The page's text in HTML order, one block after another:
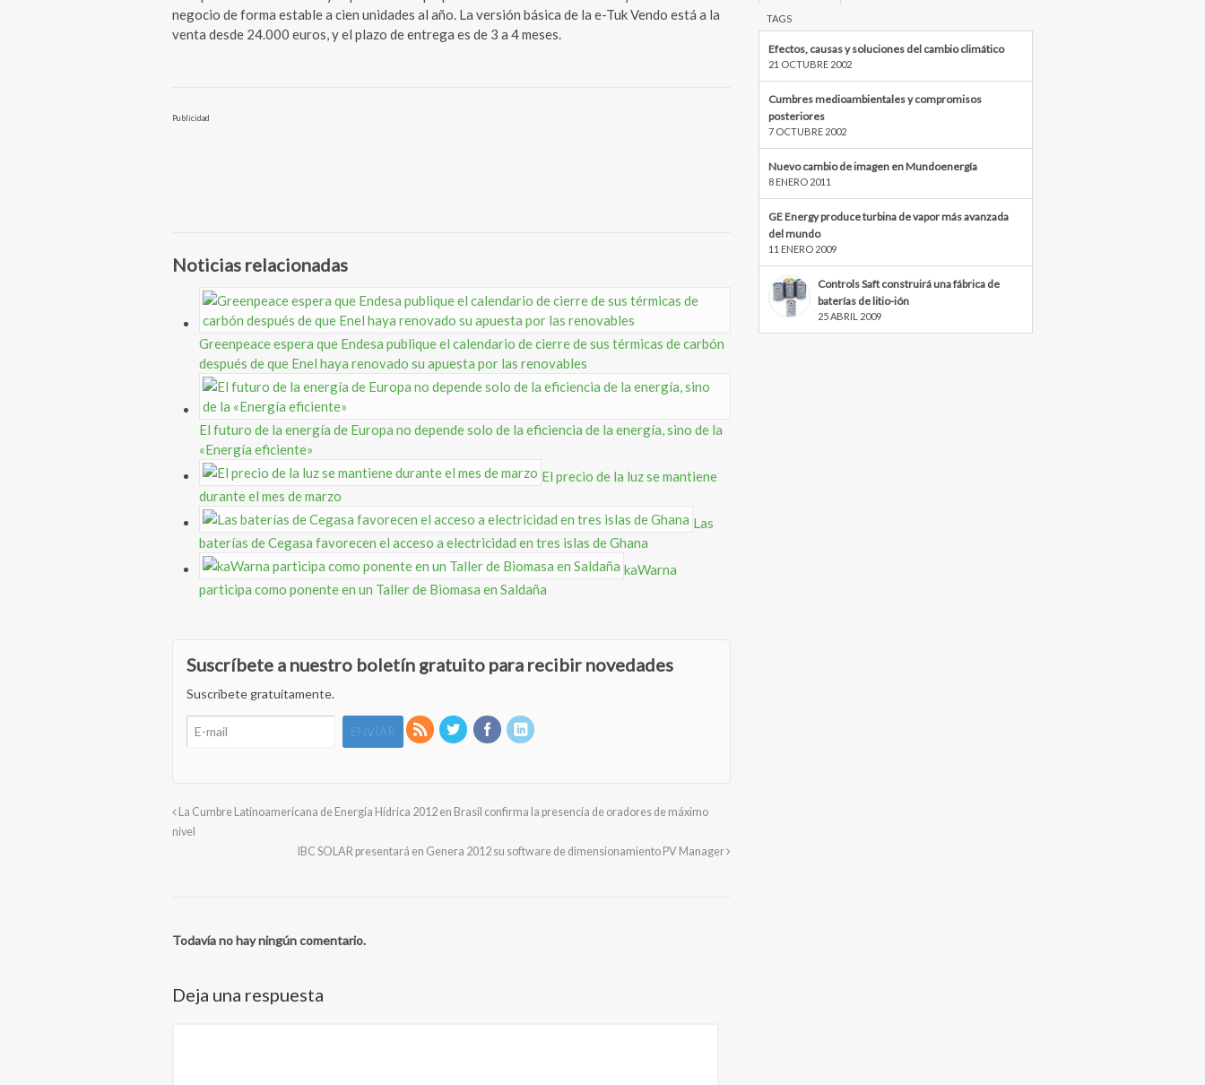
negocio de forma estable a cien unidades al año. La versión básica de la e-Tuk Vendo está a la
venta desde 24.000 euros, y el plazo de entrega es de 3 a 4 meses.
Publicidad
Noticias relacionadas
Greenpeace espera que Endesa publique el calendario de cierre de sus térmicas de carbón
después de que Enel haya renovado su apuesta por las renovables
El futuro de la energía de Europa no depende solo de la eficiencia de la energía, sino de la
«Energía eficiente»
El precio de la luz se mantiene
durante el mes de marzo
Las
baterías de Cegasa favorecen el acceso a electricidad en tres islas de Ghana
kaWarna
participa como ponente en un Taller de Biomasa en Saldaña
Suscríbete a nuestro boletín gratuito para recibir novedades
Suscríbete gratuitamente.
La Cumbre Latinoamericana de Energía Hídrica 2012 en Brasil confirma la presencia de oradores de máximo
nivel
IBC SOLAR presentará en Genera 2012 su software de dimensionamiento PV Manager
Todavía no hay ningún comentario.
Deja una respuesta
TAGS
Efectos, causas y soluciones del cambio climático
21 OCTUBRE 2002
Cumbres medioambientales y compromisos
posteriores
7 OCTUBRE 2002
Nuevo cambio de imagen en Mundoenergía
8 ENERO 2011
GE Energy produce turbina de vapor más avanzada
del mundo
11 ENERO 2009
Controls Saft construirá una fábrica de
baterías de litio-ión
25 ABRIL 2009